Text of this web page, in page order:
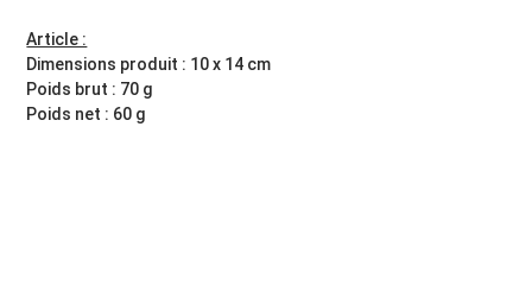
Article :
Dimensions produit : 10 x 14 cm
Poids brut : 70 g
Poids net : 60 g